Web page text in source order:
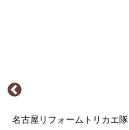
名古屋リフォームトリカエ隊